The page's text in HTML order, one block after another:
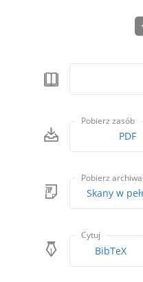
Pobierz zasób
PDF
Pobierz archiwa
Cytuj
BibTeX